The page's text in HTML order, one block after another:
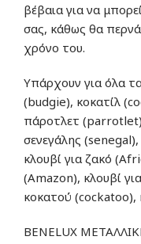
βέβαια για να
σας, κάθως θα
χρόνο του.
Υπάρχουν για όλα
(budgie), κοκατίλ
πάροτλετ
σενεγάλης
κλουβί για ζακό
(Amazon), κλουβί
κοκατού (cockatoo),
BENELUX